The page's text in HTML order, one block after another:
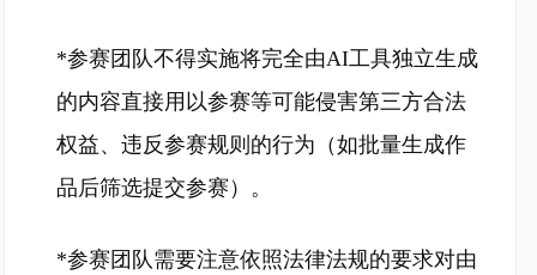
*参赛团队不得实施将完全由AI工具独立生成
的内容直接用以参赛等可能侵害第三方合法
权益、违反参赛规则的行为（如批量生成作
品后筛选提交参赛）。
*参赛团队需要注意依照法律法规的要求对由